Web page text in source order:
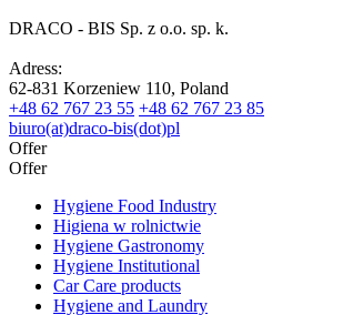
DRACO - BIS Sp. z o.o. sp. k.
Adress:
62-831 Korzeniew 110, Poland
+48 62 767 23 55 +48 62 767 23 85
biuro(at)draco-bis(dot)pl
Offer
Offer
Hygiene Food Industry
Higiena w rolnictwie
Hygiene Gastronomy
Hygiene Institutional
Car Care products
Hygiene and Laundry